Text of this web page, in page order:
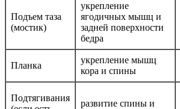
Подъем таза
(мостик)
укрепление
ягодичных мышц и
задней поверхности
бедра
Планка
укрепление мышц
кора и спины
Подтягивания
развитие спины и